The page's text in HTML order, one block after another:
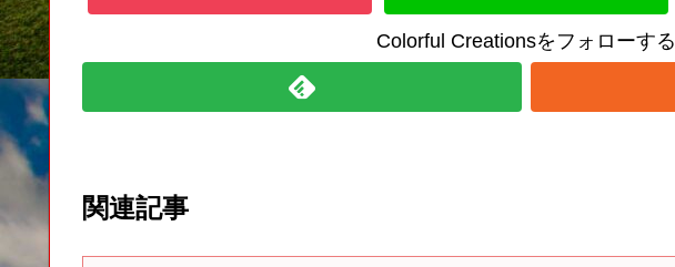
Colorful Creationsをフォローする
関連記事